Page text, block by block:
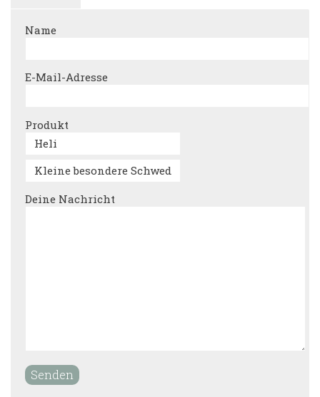
Name
E-Mail-Adresse
Produkt
Deine Nachricht